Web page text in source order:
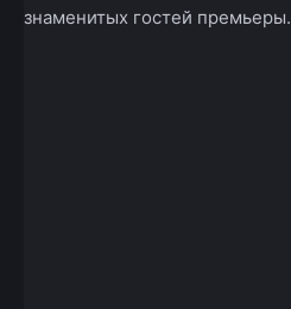
знаменитых гостей премьеры.